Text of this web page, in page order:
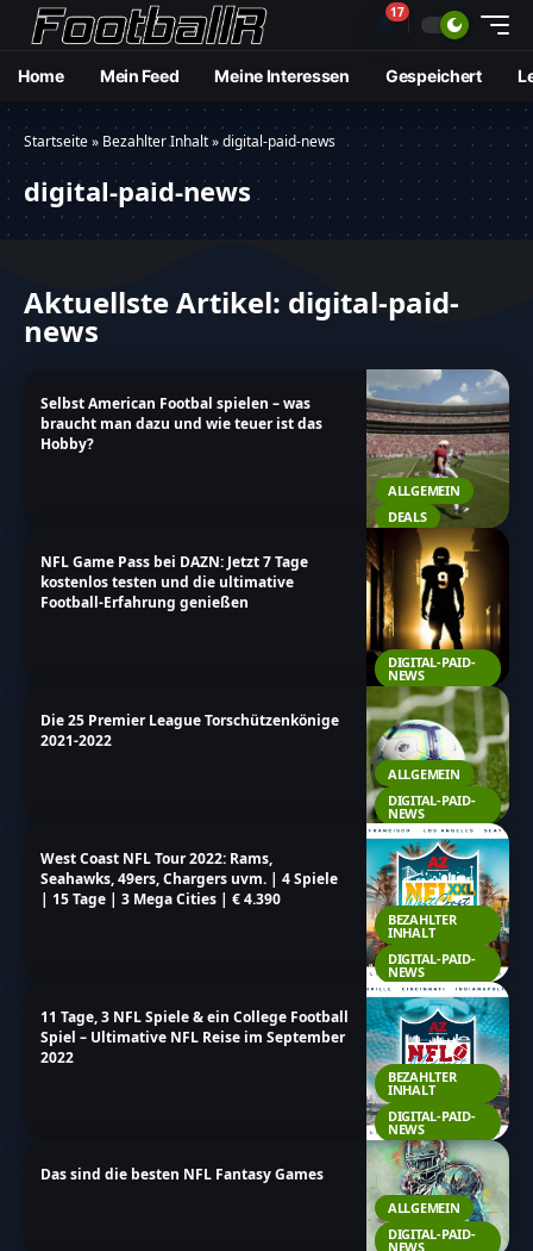
🔔17
Home Mein Feed Meine Interessen Gespeichert
Startseite» Bezahlter Inhalt»digital-paid-news
digital-paid-news
Aktuellste Artikel: digital-paid-
news
ALLGEMEIN
DEALS
Selbst American Footbal spielen – was
braucht man dazu und wie teuer ist das
Hobby?
DIGITAL-PAID-
NEWS
NFL Game Pass bei DAZN: Jetzt 7 Tage
kostenlos testen und die ultimative
Football-Erfahrung genießen
ALLGEMEIN
DIGITAL-PAID-
NEWS
Die 25 Premier League Torschützenkönige
2021-2022
BEZAHLTER
INHALT
DIGITAL-PAID-
NEWS
West Coast NFL Tour 2022: Rams,
Seahawks, 49ers, Chargers uvm. | 4 Spiele
| 15 Tage | 3 Mega Cities | € 4.390
BEZAHLTER
INHALT
DIGITAL-PAID-
NEWS
11 Tage, 3 NFL Spiele & ein College Football
Spiel – Ultimative NFL Reise im September
2022
ALLGEMEIN
DIGITAL-PAID-
NEWS
Das sind die besten NFL Fantasy Games